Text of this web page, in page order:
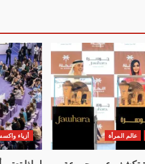
عالم المرأة أزياء